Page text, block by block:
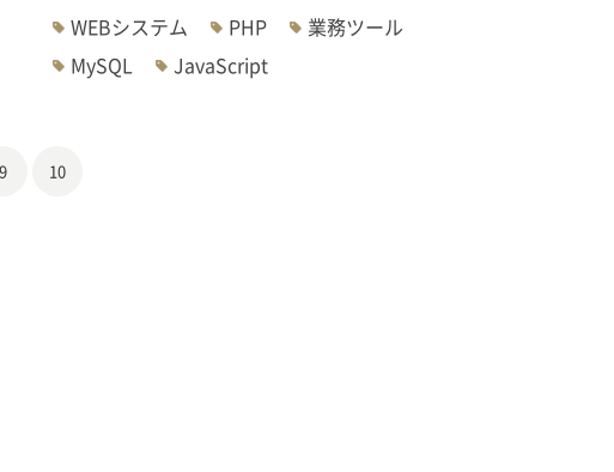
WEBシステム
PHP
業務ツール
MySQL
JavaScript
9 10